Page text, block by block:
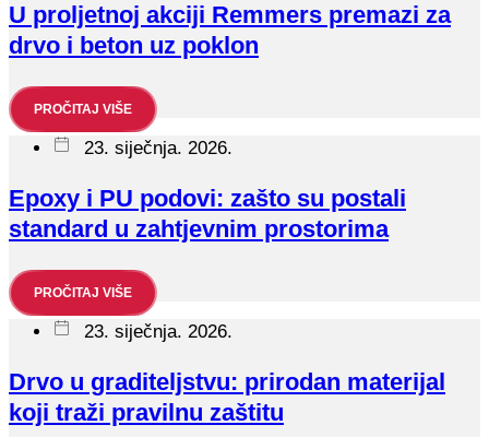
U proljetnoj akciji Remmers premazi za
drvo i beton uz poklon
PROČITAJ VIŠE
23. siječnja. 2026.
Epoxy i PU podovi: zašto su postali
standard u zahtjevnim prostorima
PROČITAJ VIŠE
23. siječnja. 2026.
Drvo u graditeljstvu: prirodan materijal
koji traži pravilnu zaštitu